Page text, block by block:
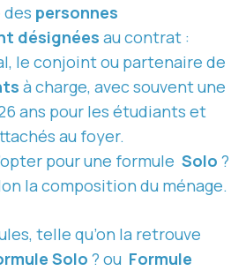
personnes
désignées au contrat :
le conjoint ou partenaire de
à charge, avec souvent une
ans pour les étudiants et
au foyer.
pour une formule Solo ?
la composition du ménage.
telle qu’on la retrouve
Solo ? ou Formule